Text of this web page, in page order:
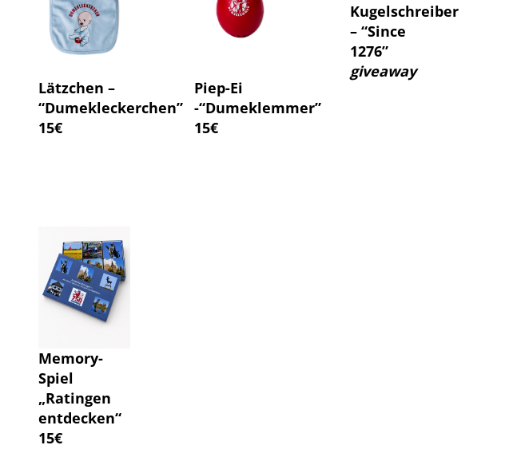
Lätzchen –
“Dumekleckerchen”
15€
Piep-Ei
-“Dumeklemmer”
15€
Kugelschreiber
– “Since
1276”
giveaway
Memory-
Spiel
„Ratingen
entdecken“
15€